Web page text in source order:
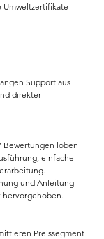
Umweltzertifikate
Support aus
direkter
Bewertungen loben
einfache
und Anleitung
Preissegment